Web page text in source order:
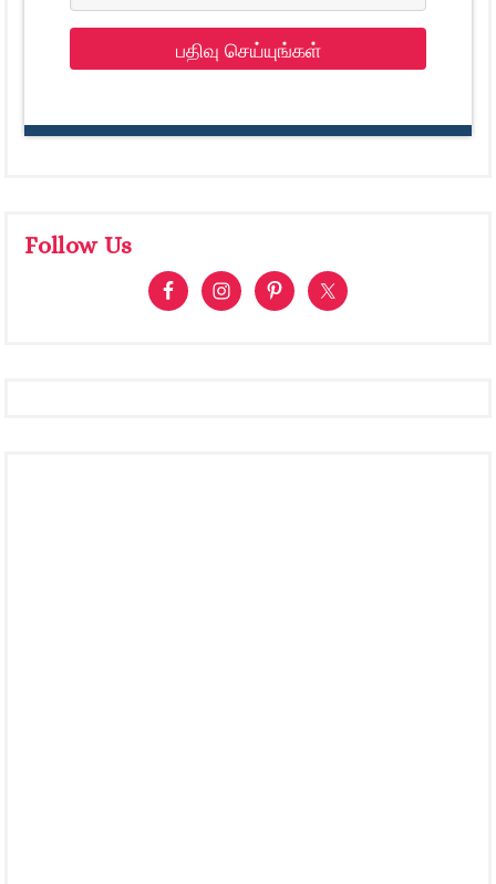
பதிவு செய்யுங்கள்
Follow Us